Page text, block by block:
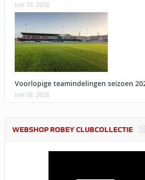
juni 10, 2026
Voorlopige teamindelingen seizoen
juni 08, 2026
WEBSHOP ROBEY CLUBCOLLECTIE